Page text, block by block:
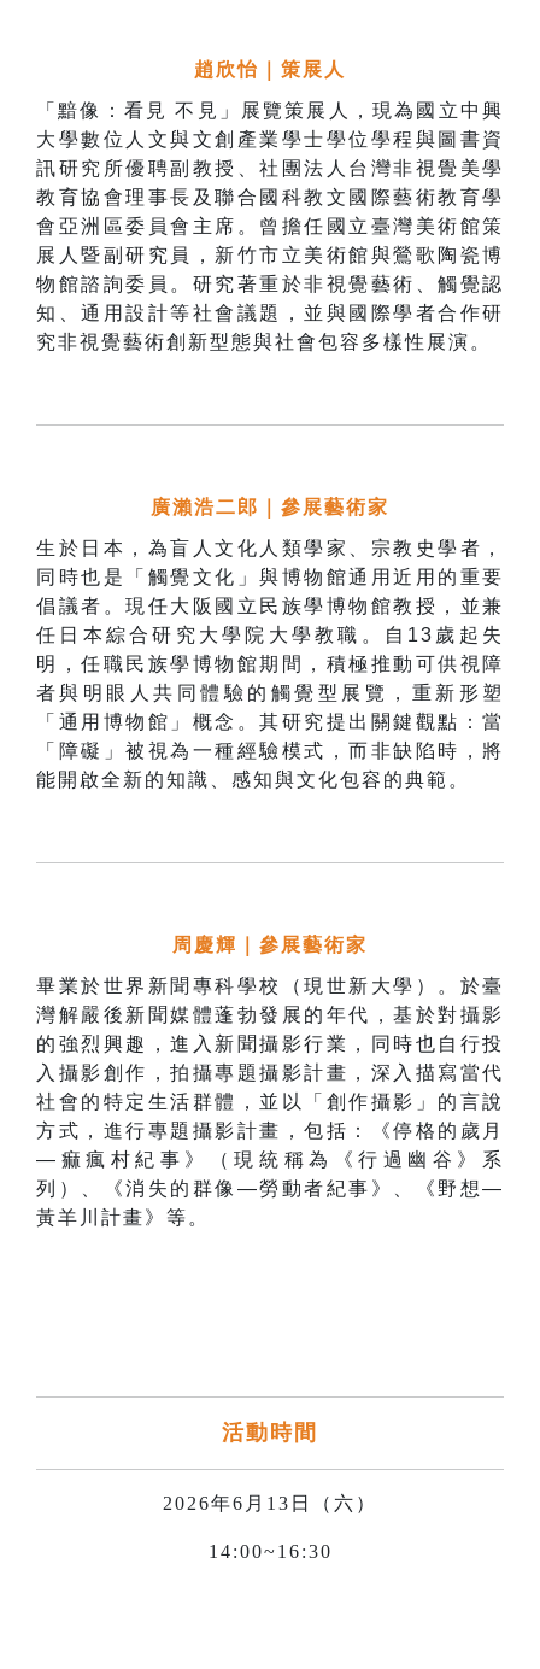
趙欣怡｜策展人
「黯像：看見 不見」展覽策展人，現為國立中興
大學數位人文與文創產業學士學位學程與圖書資
訊研究所優聘副教授、社團法人台灣非視覺美學
教育協會理事長及聯合國科教文國際藝術教育學
會亞洲區委員會主席。曾擔任國立臺灣美術館策
展人暨副研究員，新竹市立美術館與鶯歌陶瓷博
物館諮詢委員。研究著重於非視覺藝術、觸覺認
知、通用設計等社會議題，並與國際學者合作研
究非視覺藝術創新型態與社會包容多樣性展演。
廣瀨浩二郎
｜參展藝術家
生於日本，為盲人文化人類學家、宗教史學者，
同時也是「觸覺文化」與博物館通用近用的重要
倡議者。現任大阪國立民族學博物館教授，並兼
任日本綜合研究大學院大學教職。自13歲起失
明，任職民族學博物館期間，積極推動可供視障
者與明眼人共同體驗的觸覺型展覽，重新形塑
「通用博物館」概念。 其研究 提出關鍵觀點：當
「障礙」被視為一種經驗模式，而非缺陷時，將
能開啟全新的知識、感知與文化包容的典範。
周慶輝
｜參展藝術家
畢業於世界新聞專科學校（現世新大學）。於臺
灣解嚴後新聞媒體蓬勃發展的年代，基於對攝影
的強烈興趣，進入新聞攝影行業，同時也自行投
入攝影創作，拍攝專題攝影計畫，深入描寫當代
社會的特定生活群體，並以「創作攝影」的言說
方式，進行專題攝影計畫，包括：《停格的歲月
―痲瘋村紀事》（現統稱為《行過幽谷》系
列）、《消失的群像―勞動者紀事》、《野想―
黃羊川計畫》等。
活動時間
2026年6月13日（六）
14:00~16:30